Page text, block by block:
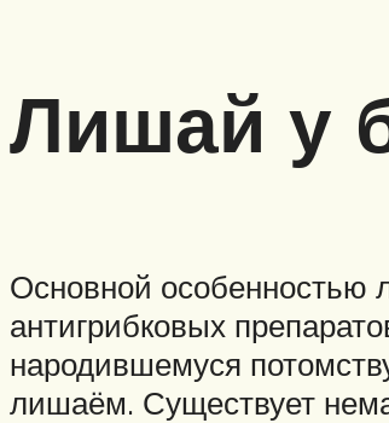
Лишай у
Основной особенностью
антигрибковых
народившемуся
лишаём. Существует